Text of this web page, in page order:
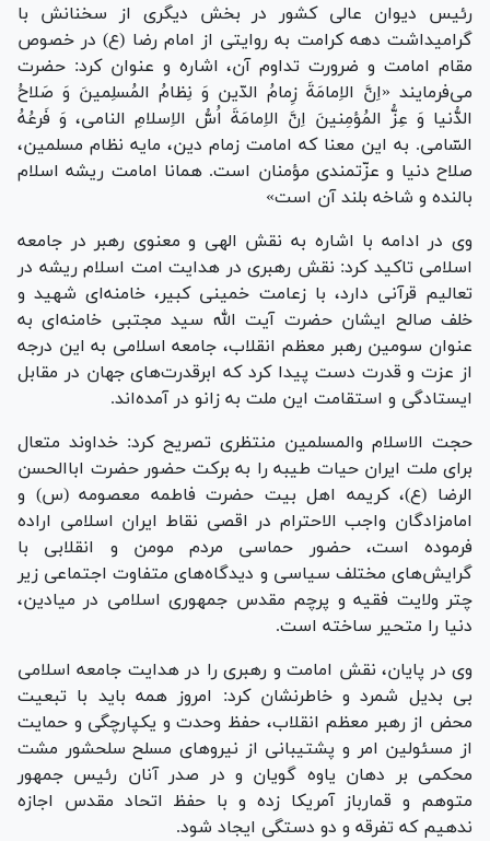
رئیس دیوان عالی کشور در بخش دیگری از سخنانش با
گرامیداشت دهه کرامت به روایتی از امام رضا (ع) در خصوص
مقام امامت و ضرورت تداوم آن، اشاره و عنوان کرد: حضرت
می‌فرمایند «اِنَّ الاِمامَةَ زِمامُ الدّین وَ نِظامُ المُسلِمینَ وَ صَلاحُ
الدُّنیا وَ عِزُّ المُؤمِنینَ اِنَّ الاِمامَةَ اُسُّ الاِسلامِ النامى، وَ فَرعُهُ
السّامى. به این معنا که امامت زمام دین، مایه نظام مسلمین،
صلاح دنیا و عزّت‏مندى مؤمنان است. همانا امامت ریشه اسلام
بالنده و شاخه بلند آن است»
وی در ادامه با اشاره به نقش الهی و معنوی رهبر در جامعه
اسلامی تاکید کرد: نقش رهبری در هدایت امت اسلام ریشه در
تعالیم قرآنی دارد، با زعامت خمینی کبیر، خامنه‌ای شهید و
خلف صالح ایشان حضرت آیت الله سید مجتبی خامنه‌ای به
عنوان سومین رهبر معظم انقلاب، جامعه اسلامی به این درجه
از عزت و قدرت دست پیدا کرد که ابرقدرت‌های جهان در مقابل
ایستادگی و استقامت این ملت به زانو در آمده‌اند.
حجت الاسلام والمسلمین منتظری تصریح کرد: خداوند متعال
برای ملت ایران حیات طیبه را به برکت حضور حضرت اباالحسن
الرضا (ع)، کریمه اهل بیت حضرت فاطمه معصومه (س) و
امامزادگان واجب الاحترام در اقصی نقاط ایران اسلامی اراده
فرموده است، حضور حماسی مردم مومن و انقلابی با
گرایش‌های مختلف سیاسی و دیدگاه‌های متفاوت اجتماعی زیر
چتر ولایت فقیه و پرچم مقدس جمهوری اسلامی در میادین،
دنیا را متحیر ساخته است.
وی در پایان، نقش امامت و رهبری را در هدایت جامعه اسلامی
بی بدیل شمرد و خاطرنشان کرد: امروز همه باید با تبعیت
محض از رهبر معظم انقلاب، حفظ وحدت و یکپارچگی و حمایت
از مسئولین امر و پشتیبانی از نیرو‌های مسلح سلحشور مشت
محکمی بر دهان یاوه گویان و در صدر آنان رئیس جمهور
متوهم و قمارباز آمریکا زده و با حفظ اتحاد مقدس اجازه
ندهیم که تفرقه و دو دستگی ایجاد شود.